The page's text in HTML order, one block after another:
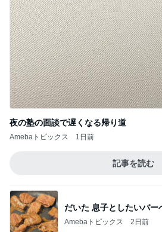
夜の塾の面談で遅くなる帰り道
Amebaトピックス 1日前
記事を読む
だいた 息子としたいバー
Amebaトピックス 2日前